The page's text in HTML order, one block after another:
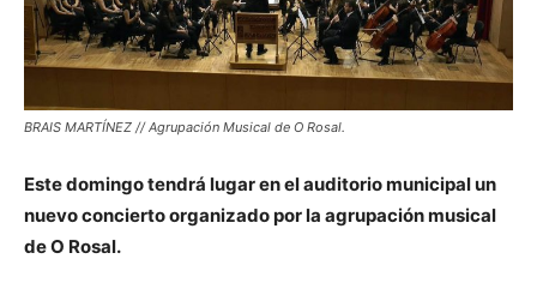
BRAIS MARTÍNEZ // Agrupación Musical de O Rosal.
Este domingo tendrá lugar en el auditorio municipal un
nuevo concierto organizado por la agrupación musical
de O Rosal.